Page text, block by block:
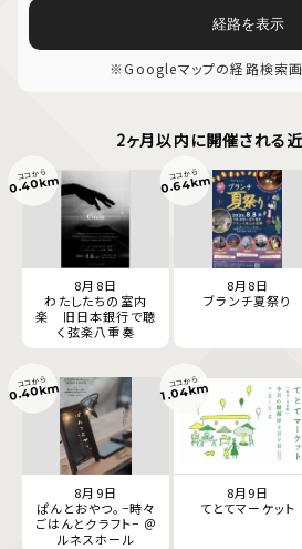
経路を表示
※Googleマップの経路検索画
2ヶ月以内に開催される
8月8日
わたしたちの室内
楽 旧日本銀行で聴
く弦楽八重奏
ココから
0.40km
8月8日
ブランチ夏祭り
ココから
0.64km
8月9日
ぱんとおやつ。−時々
ごはんとクラフト− ＠
ルネスホール
ココから
0.40km
8月9日
てとてマーケット
ココから
1.04km